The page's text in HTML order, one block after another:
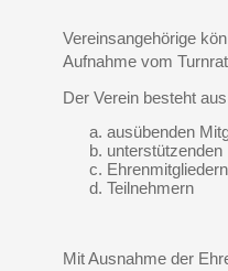
Vereinsangehörige
Aufnahme vom
Der Verein besteht
ausübenden
unterstützenden
Teilnehmern
Mit Ausnahme der